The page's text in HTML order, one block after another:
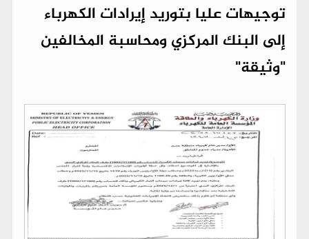
توجيهات عليا بتوريد إيرادات الكهرباء
إلى البنك المركزي ومحاسبة المخالفين
"وثيقة"